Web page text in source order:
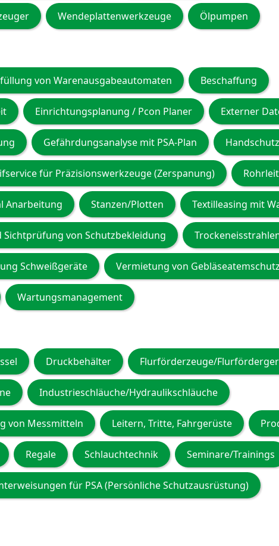
Wendeplattenwerkzeuge Ölpumpen
von Warenausgabeautomaten Beschaffung
Einrichtungsplanung / Pcon Planer Externer
Gefährdungsanalyse mit PSA-Plan
für Präzisionswerkzeuge (Zerspanung)
Anarbeitung Stanzen/Plotten Textilleasing mit
Sichtprüfung von Schutzbekleidung
Schweißgeräte Vermietung von Gebläseatemschutz
Wartungsmanagement
Druckbehälter Flurförderzeuge/
Industrieschläuche/Hydraulikschläuche
von Messmitteln Leitern, Tritte, Fahrgerüste
Regale Schlauchtechnik Seminare/Trainings
für PSA (Persönliche Schutzausrüstung)